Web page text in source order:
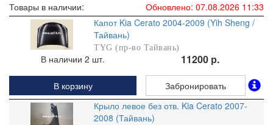
Товары в наличии:
Обновлено: 07.08.2026 11:33
Капот Kia Cerato 2004-2009 (Yih Sheng /
Тайвань)
TYG (пр-во Тайвань)
В наличии 2 шт. 11200 р.
В корзину
Забронировать
Крыло левое без отв. Kia Cerato 2007-
2008 (Тайвань)